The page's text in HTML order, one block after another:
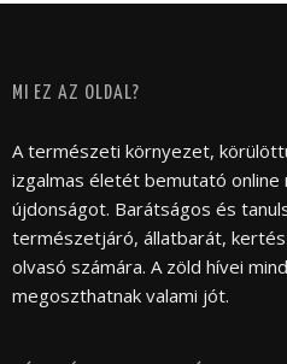
MI EZ AZ OLDAL?
A természeti környezet,
izgalmas életét bemutató online
újdonságot. Barátságos és
természetjáró, állatbarát,
olvasó számára. A zöld hívei
megoszthatnak valami jót.